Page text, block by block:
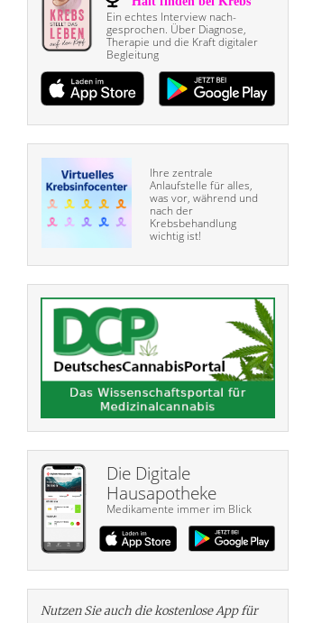
Ein echtes Interview nach­
gesprochen. Über Diagnose,
Therapie und die Kraft digitaler
Begleitung
Ihre zentrale
Anlaufstelle für alles,
was vor, während und
nach der
Krebsbehandlung
wichtig ist!
Die Digitale
Hausapotheke
Medikamente immer im Blick
Nutzen Sie auch die kosten­lose App für